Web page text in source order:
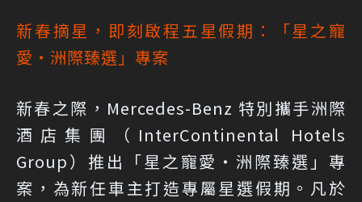
新春摘星，即刻啟程五星假期：「星之寵
愛・洲際臻選」專案
新春之際，Mercedes-Benz 特別攜手洲際
酒店集團（InterContinental Hotels
Group）推出「星之寵愛・洲際臻選」專
案，為新任車主打造專屬星選假期。凡於